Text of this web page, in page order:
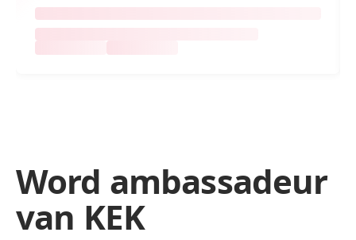
Word ambassadeur
van KEK